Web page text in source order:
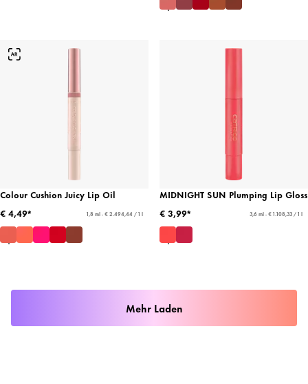
Colour Cushion Juicy Lip Oil
€ 4,49*
1,8 ml - € 2.494,44 / 1 l
MIDNIGHT SUN Plumping Lip Gloss
€ 3,99*
3,6 ml - € 1.108,33 / 1 l
Mehr Laden